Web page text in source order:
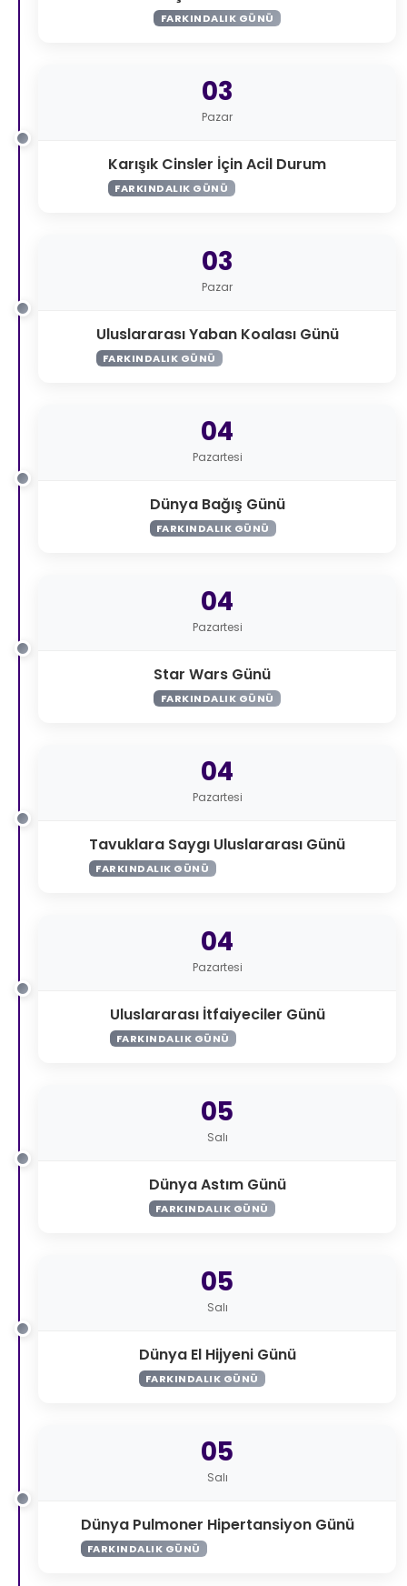
FARKINDALIK GÜNÜ
03
Pazar
Karışık Cinsler İçin Acil Durum
FARKINDALIK GÜNÜ
03
Pazar
Uluslararası Yaban Koalası Günü
FARKINDALIK GÜNÜ
04
Pazartesi
Dünya Bağış Günü
FARKINDALIK GÜNÜ
04
Pazartesi
Star Wars Günü
FARKINDALIK GÜNÜ
04
Pazartesi
Tavuklara Saygı Uluslararası Günü
FARKINDALIK GÜNÜ
04
Pazartesi
Uluslararası İtfaiyeciler Günü
FARKINDALIK GÜNÜ
05
Salı
Dünya Astım Günü
FARKINDALIK GÜNÜ
05
Salı
Dünya El Hijyeni Günü
FARKINDALIK GÜNÜ
05
Salı
Dünya Pulmoner Hipertansiyon Günü
FARKINDALIK GÜNÜ